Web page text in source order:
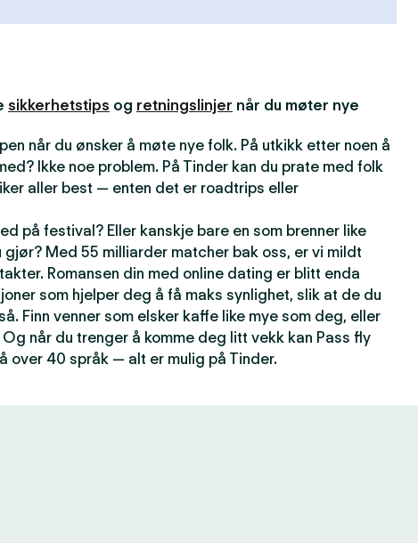
sikkerhetstips og retningslinjer når du møter nye
når du ønsker å møte nye folk. På utkikk etter noen å
Ikke noe problem. På Tinder kan du prate med folk
aller best — enten det er roadtrips eller
på festival? Eller kanskje bare en som brenner like
gjør? Med 55 milliarder matcher bak oss, er vi mildt
Romansen din med online dating er blitt enda
som hjelper deg å få maks synlighet, slik at de du
Finn venner som elsker kaffe like mye som deg, eller
når du trenger å komme deg litt vekk kan Pass fly
over 40 språk — alt er mulig på Tinder.